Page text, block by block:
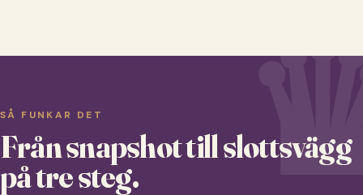
SÅ FUNKAR DET
Från snapshot till slottsvägg
på tre steg.